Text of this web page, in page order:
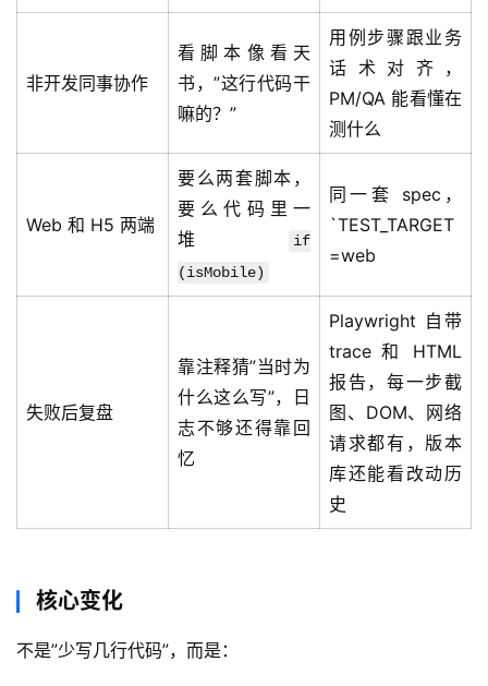
非开发同事协作
看脚本像看天
书，”这行代码干
嘛的？”
用例步骤跟业务
话术对齐，
PM/QA 能看懂在
测什么
Web 和 H5 两端
要么两套脚本，
要么代码里一
堆
if
(isMobile)
同一套 spec，
`TEST_TARGET
=web
失败后复盘
靠注释猜”当时为
什么这么写”，日
志不够还得靠回
忆
Playwright 自带
trace 和 HTML
报告，每一步截
图、DOM、网络
请求都有，版本
库还能看改动历
史
核心变化
不是”少写几行代码”，而是：